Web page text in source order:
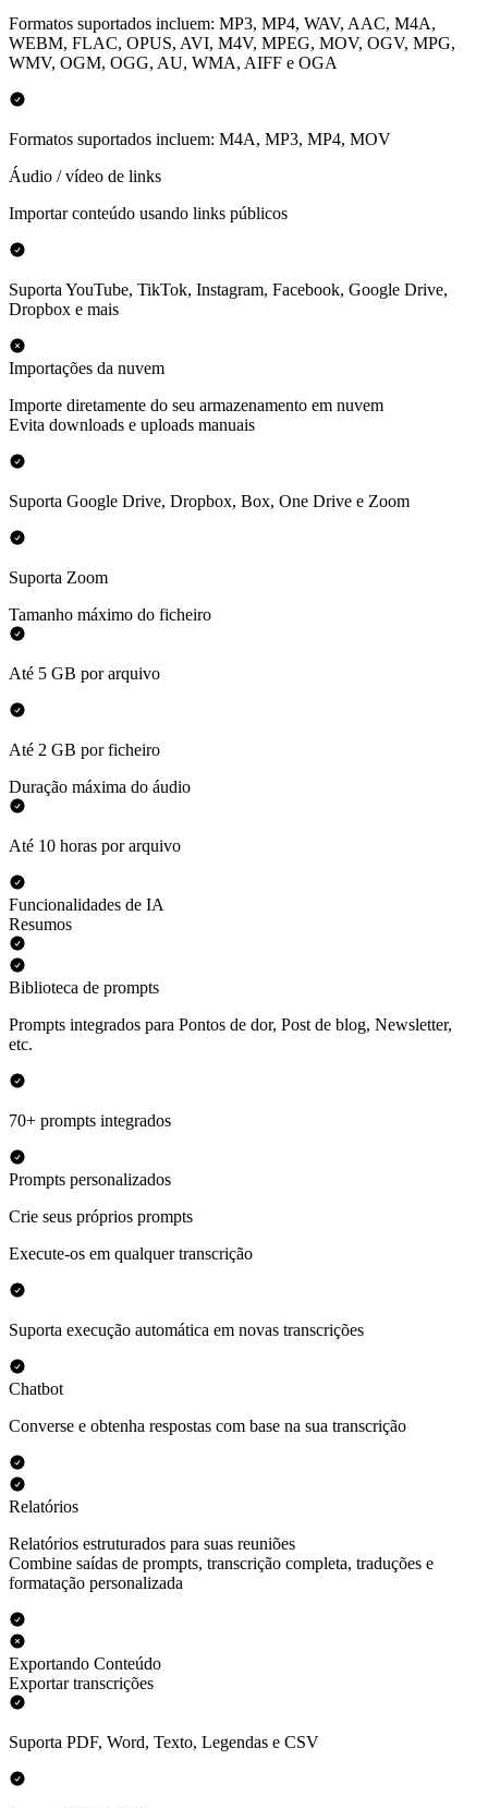
Formatos suportados incluem: MP3, MP4, WAV, AAC, M4A,
WEBM, FLAC, OPUS, AVI, M4V, MPEG, MOV, OGV, MPG,
WMV, OGM, OGG, AU, WMA, AIFF e OGA
Formatos suportados incluem: M4A, MP3, MP4, MOV
Áudio / vídeo de links
Importar conteúdo usando links públicos
Suporta YouTube, TikTok, Instagram, Facebook, Google Drive,
Dropbox e mais
Importações da nuvem
Importe diretamente do seu armazenamento em nuvem
Evita downloads e uploads manuais
Suporta Google Drive, Dropbox, Box, One Drive e Zoom
Suporta Zoom
Tamanho máximo do ficheiro
Até 5 GB por arquivo
Até 2 GB por ficheiro
Duração máxima do áudio
Até 10 horas por arquivo
Funcionalidades de IA
Resumos
Biblioteca de prompts
Prompts integrados para Pontos de dor, Post de blog, Newsletter,
etc.
70+ prompts integrados
Prompts personalizados
Crie seus próprios prompts
Execute-os em qualquer transcrição
Suporta execução automática em novas transcrições
Chatbot
Converse e obtenha respostas com base na sua transcrição
Relatórios
Relatórios estruturados para suas reuniões
Combine saídas de prompts, transcrição completa, traduções e
formatação personalizada
Exportando Conteúdo
Exportar transcrições
Suporta PDF, Word, Texto, Legendas e CSV